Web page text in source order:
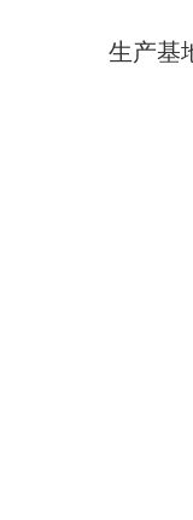
生产基